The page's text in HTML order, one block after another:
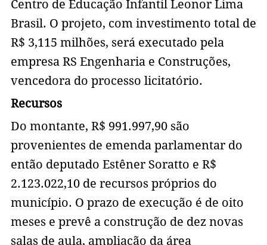
Centro de Educação Infantil Leonor Lima
Brasil. O projeto, com investimento total de
R$ 3,115 milhões, será executado pela
empresa RS Engenharia e Construções,
vencedora do processo licitatório.
Recursos
Do montante, R$ 991.997,90 são
provenientes de emenda parlamentar do
então deputado Estêner Soratto e R$
2.123.022,10 de recursos próprios do
município. O prazo de execução é de oito
meses e prevê a construção de dez novas
salas de aula, ampliação da área